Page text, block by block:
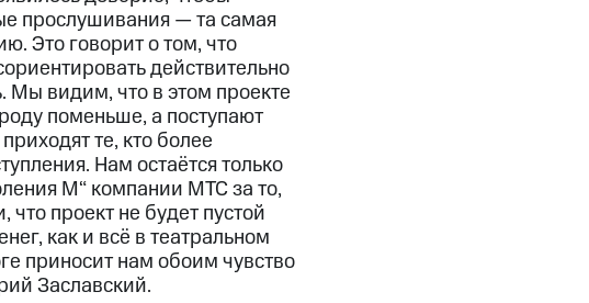
прослушивания — та самая
Это говорит о том, что
действительно
Мы видим, что в этом проекте
поменьше, а поступают
те, кто более
Нам остаётся только
М“ компании МТС за то,
проект не будет пустой
как и всё в театральном
приносит нам обоим чувство
Заславский.